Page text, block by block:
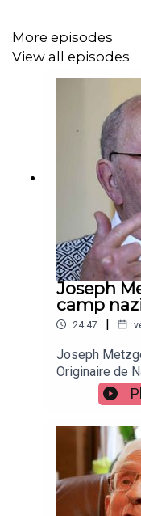
More episodes
View all episodes
Joseph
camp
24:47 |
Joseph
Originaire de
vécu la
Naztwiller où
Il a plusieurs
chef du camp
Entre scènes
il raconte à
l'histoire
l'intérieur.